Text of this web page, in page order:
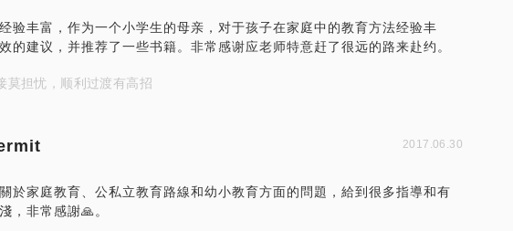
验丰富，作为一个小学生的母亲，对于孩子在家庭中的教育方法经验丰
的建议，并推荐了一些书籍。非常感谢应老师特意赶了很远的路来赴约。
莫担忧，顺利过渡有高招
2017.06.30
於家庭教育、公私立教育路線和幼小教育方面的問題，給到很多指導和有
，非常感謝🙏。